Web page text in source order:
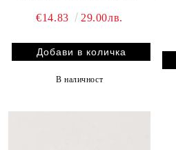
€14.83 29.00лв.
В наличност